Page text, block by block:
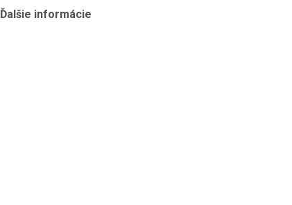
Ďalšie informácie